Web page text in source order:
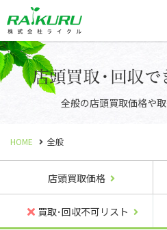
全般の店頭買取価格や
HOME 全般
店頭買取価格
買取･回収不可リスト